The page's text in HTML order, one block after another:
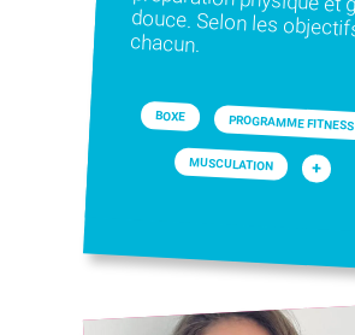
chacun.
BOXE PROGRAMME FITNESS
MUSCULATION +